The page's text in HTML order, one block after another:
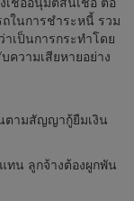
ในการชำระหนี้ รวม
เป็นการกระทำโดย
ความเสียหายอย่าง
ตามสัญญากู้ยืมเงิน
ทน ลูกจ้างต้องผูกพัน